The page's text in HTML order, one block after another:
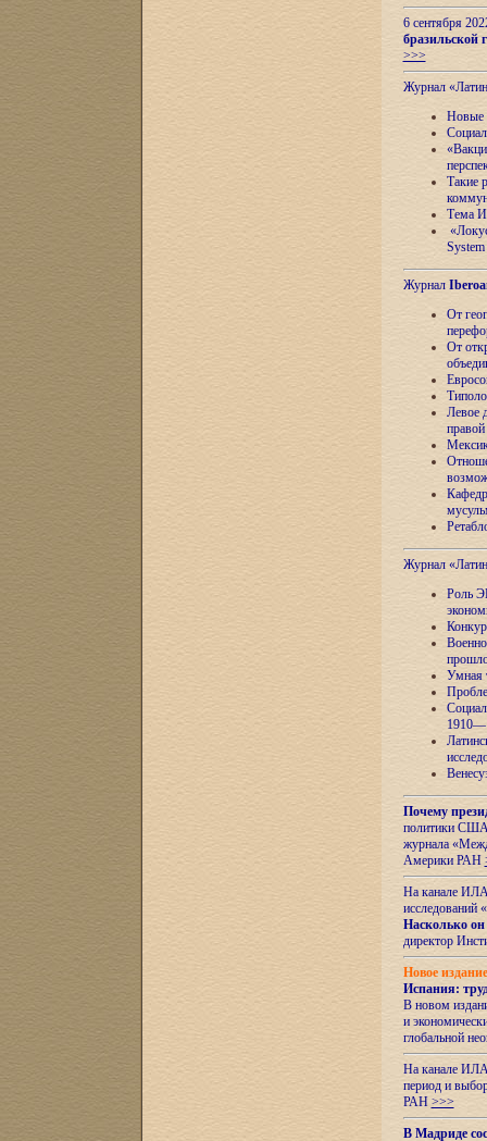
6 сентября
бразильской
>>>
Журнал
Новые
Такие
Тема
Журнал
От
От
Левое
Журнал
Роль
Умная
Почему
политики США
журнала
Америки РАН
На канале ИЛА
исследований «
Насколько он
директор
Новое
Испания:
В новом
и
глобальной
На канале
период и
РАН >>>
В Мадриде